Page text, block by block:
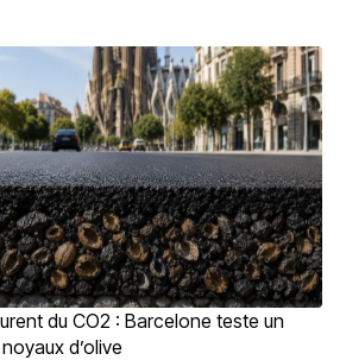
du CO2 : Barcelone teste un
d’olive